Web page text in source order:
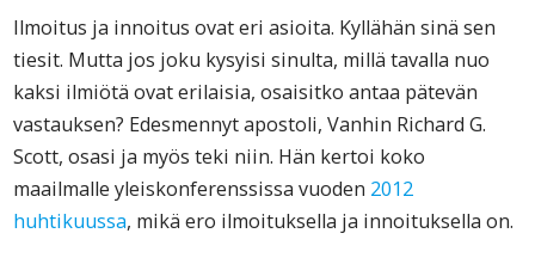
Ilmoitus ja innoitus ovat eri asioita. Kyllähän sinä sen
tiesit. Mutta jos joku kysyisi sinulta, millä tavalla nuo
kaksi ilmiötä ovat erilaisia, osaisitko antaa pätevän
vastauksen? Edesmennyt apostoli, Vanhin Richard G.
Scott, osasi ja myös teki niin. Hän kertoi koko
maailmalle yleiskonferenssissa vuoden 2012
huhtikuussa, mikä ero ilmoituksella ja innoituksella on.